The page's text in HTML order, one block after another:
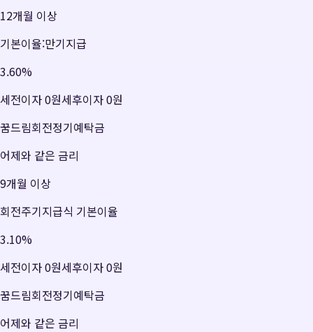
12개월 이상
기본이율:만기지급
3.60%
세전이자0원세후이자0원
꿈드림회전정기예탁금
어제와 같은 금리
9개월 이상
회전주기지급식 기본이율
3.10%
세전이자0원세후이자0원
꿈드림회전정기예탁금
어제와 같은 금리